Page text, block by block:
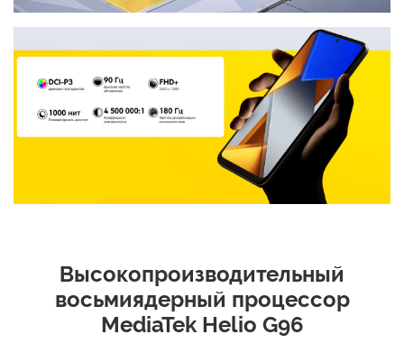
Высокопроизводительный
восьмиядерный процессор
MediaTek Helio G96